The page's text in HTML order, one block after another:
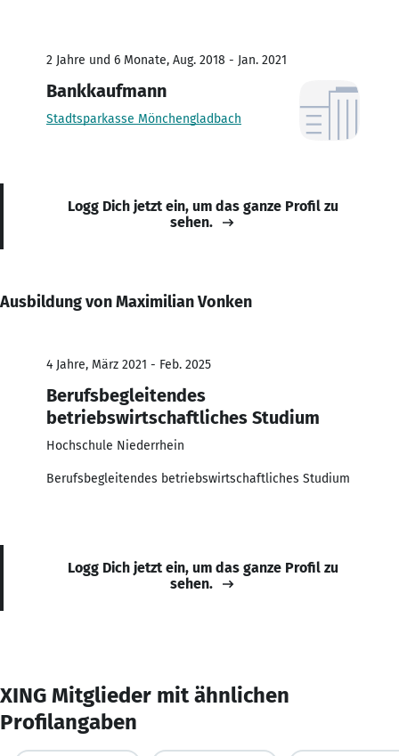
2 Jahre und 6 Monate, Aug. 2018 - Jan. 2021
Bankkaufmann
Stadtsparkasse Mönchengladbach
Logg Dich jetzt ein, um das ganze Profil zu
sehen.
Ausbildung von Maximilian Vonken
4 Jahre, März 2021 - Feb. 2025
Berufsbegleitendes
betriebswirtschaftliches Studium
Hochschule Niederrhein
Berufsbegleitendes betriebswirtschaftliches Studium
Logg Dich jetzt ein, um das ganze Profil zu
sehen.
XING Mitglieder mit ähnlichen
Profilangaben